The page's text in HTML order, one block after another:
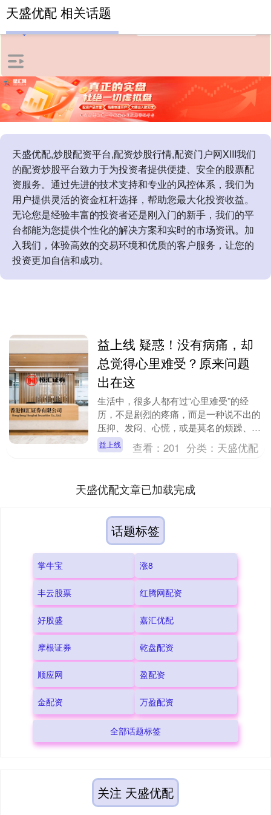
天盛优配,炒股配资平台,配资炒股行情,配资门户网XIII‌我们
的配资炒股平台致力于为投资者提供便捷、安全的股票配
资服务。通过先进的技术支持和专业的风控体系，我们为
用户提供灵活的资金杠杆选择，帮助您最大化投资收益。
无论您是经验丰富的投资者还是刚入门的新手，我们的平
台都能为您提供个性化的解决方案和实时的市场资讯。加
入我们，体验高效的交易环境和优质的客户服务，让您的
投资更加自信和成功。
天盛优配 相关话题
益上线 疑惑！没有病痛，却
总觉得心里难受？原来问题
出在这
生活中，很多人都有过“心里难受”的经
历，不是剧烈的疼痛，而是一种说不出的
压抑、发闷、心慌，或是莫名的烦躁、委
屈、空虚，有时候还会伴随胸闷、气短、
失眠，明明身体没....
益上线 查看：201 分类： 天盛优配
天盛优配文章已加载完成
话题标签
掌牛宝 涨8
丰云股票 红腾网配资
好股盛 嘉汇优配
摩根证券 乾盘配资
顺应网 盈配资
金配资 万盈配资
全部话题标签
关注 天盛优配